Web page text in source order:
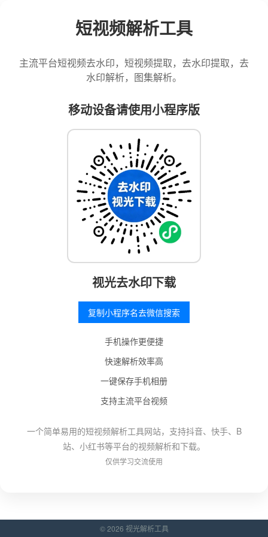
短视频解析工具
主流平台短视频去水印，短视频提取，去水印提取，去
水印解析，图集解析。
移动设备请使用小程序版
视光去水印下载
复制小程序名去微信搜索
手机操作更便捷
快速解析效率高
一键保存手机相册
支持主流平台视频
一个简单易用的短视频解析工具网站，支持抖音、快手、B
站、小红书等平台的视频解析和下载。
仅供学习交流使用
© 2026 视光解析工具